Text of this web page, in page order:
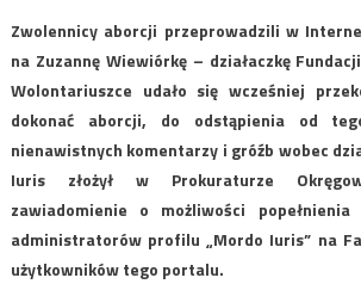
Zwolennicy aborcji przeprowadzili w
na Zuzannę Wiewiórkę – działaczkę
Wolontariuszce udało się wcześniej
dokonać aborcji, do odstąpienia od
nienawistnych komentarzy i gróźb wobec
Iuris złożył w Prokuraturze
zawiadomienie o możliwości
administratorów profilu „Mordo Iuris” na
użytkowników tego portalu.